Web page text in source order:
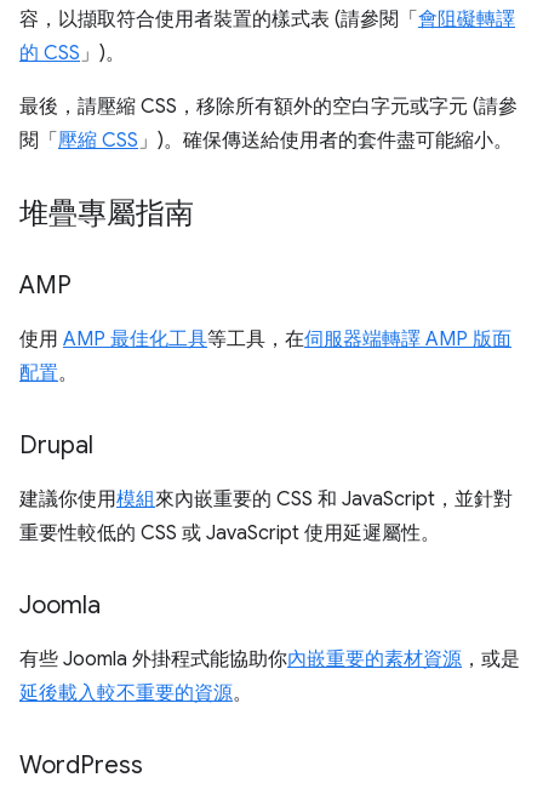
容，以擷取符合使用者裝置的樣式表 (請參閱「 會阻礙轉譯
的 CSS」)。
最後，請壓縮 CSS，移除所有額外的空白字元或字元 (請參
閱「 壓縮 CSS」)。確保傳送給使用者的套件盡可能縮小。
堆疊專屬指南
AMP
使用 AMP 最佳化工具等工具，在伺服器端轉譯 AMP 版面
配置。
Drupal
建議你使用模組來內嵌重要的 CSS 和 JavaScript，並針對
重要性較低的 CSS 或 JavaScript 使用延遲屬性。
Joomla
有些 Joomla 外掛程式能協助你內嵌重要的素材資源 ，或是
延後載入較不重要的資源。
WordPress